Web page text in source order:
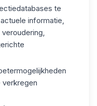
te
informatie,
verkregen